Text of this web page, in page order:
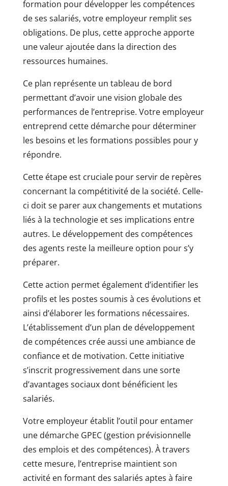
formation pour développer les compétences
de ses salariés, votre employeur remplit ses
obligations. De plus, cette approche apporte
une valeur ajoutée dans la direction des
ressources humaines.
Ce plan représente un tableau de bord
permettant d’avoir une vision globale des
performances de l’entreprise. Votre employeur
entreprend cette démarche pour déterminer
les besoins et les formations possibles pour y
répondre.
Cette étape est cruciale pour servir de repères
concernant la compétitivité de la société. Celle-
ci doit se parer aux changements et mutations
liés à la technologie et ses implications entre
autres. Le développement des compétences
des agents reste la meilleure option pour s’y
préparer.
Cette action permet également d’identifier les
profils et les postes soumis à ces évolutions et
ainsi d’élaborer les formations nécessaires.
L’établissement d’un plan de développement
de compétences crée aussi une ambiance de
confiance et de motivation. Cette initiative
s’inscrit progressivement dans une sorte
d’avantages sociaux dont bénéficient les
salariés.
Votre employeur établit l’outil pour entamer
une démarche GPEC (gestion prévisionnelle
des emplois et des compétences). À travers
cette mesure, l’entreprise maintient son
activité en formant des salariés aptes à faire